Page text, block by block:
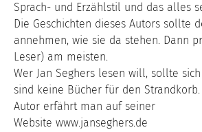
Sprach- und Erzählstil und das alles
Die Geschichten dieses Autors sollte
annehmen, wie sie da stehen. Dann
Leser) am meisten.
Wer Jan Seghers lesen will, sollte
sind keine Bücher für den
Autor erfährt man auf seiner
Website www.janseghers.de